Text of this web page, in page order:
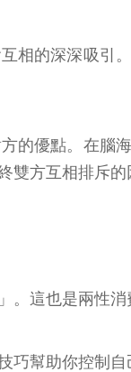
相的深深吸引
的優點。在
方互相排斥的
這也是兩性消
幫助你控制自